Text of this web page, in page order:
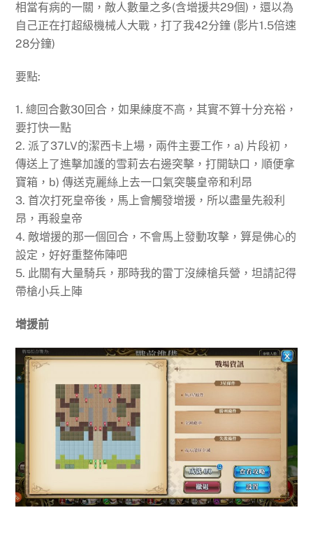
相當有病的一關，敵人數量之多(含增援共29個)，還以為
自己正在打超級機械人大戰，打了我42分鐘 (影片1.5倍速
28分鐘)
要點:
1. 總回合數30回合，如果練度不高，其實不算十分充裕，
要打快一點
2. 派了37LV的潔西卡上場，兩件主要工作，a) 片段初，
傳送上了進擊加護的雪莉去右邊突擊，打開缺口，順便拿
寶箱，b) 傳送克麗絲上去一口氣突襲皇帝和利昂
3. 首次打死皇帝後，馬上會觸發增援，所以盡量先殺利
昂，再殺皇帝
4. 敵增援的那一個回合，不會馬上發動攻擊，算是佛心的
設定，好好重整佈陣吧
5. 此關有大量騎兵，那時我的雷丁沒練槍兵營，坦請記得
帶槍小兵上陣
增援前